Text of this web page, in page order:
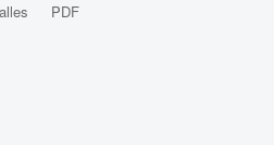
PDF